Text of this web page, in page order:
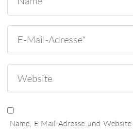
Name, E-Mail-Adresse und